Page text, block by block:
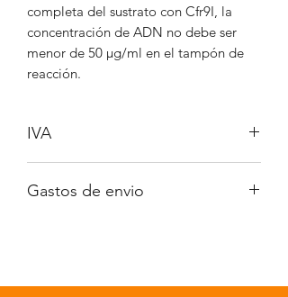
completa del sustrato con Cfr9I, la
concentración de ADN no debe ser
menor de 50 µg/ml en el tampón de
reacción.
IVA
Gastos de envio